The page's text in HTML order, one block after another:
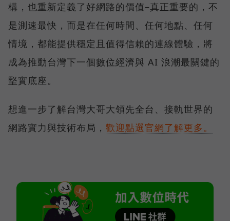
構，也重新定義了好網路的價值–真正重要的，不
是測速最快，而是在任何時間、任何地點、任何
情境，都能提供穩定且值得信賴的連線體驗，將
成為推動台灣下一個數位經濟與 AI 浪潮最關鍵的
堅實底座。
想進一步了解台灣大哥大領先全台、接軌世界的
網路實力與技術布局， 歡迎點選官網了解更多。